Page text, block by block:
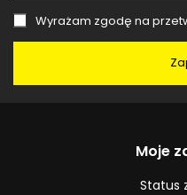
Wyrażam zgodę na przetwarzanie moich danych osobowych (adres
Moje
Status